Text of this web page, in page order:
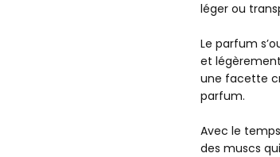
léger ou
Le parfum
et
une facette
parfum.
Avec le
des muscs